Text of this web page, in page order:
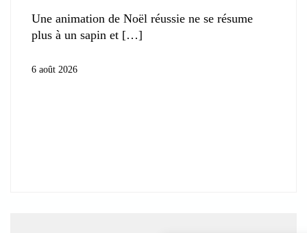
Une animation de Noël réussie ne se résume
plus à un sapin et
6 août 2026